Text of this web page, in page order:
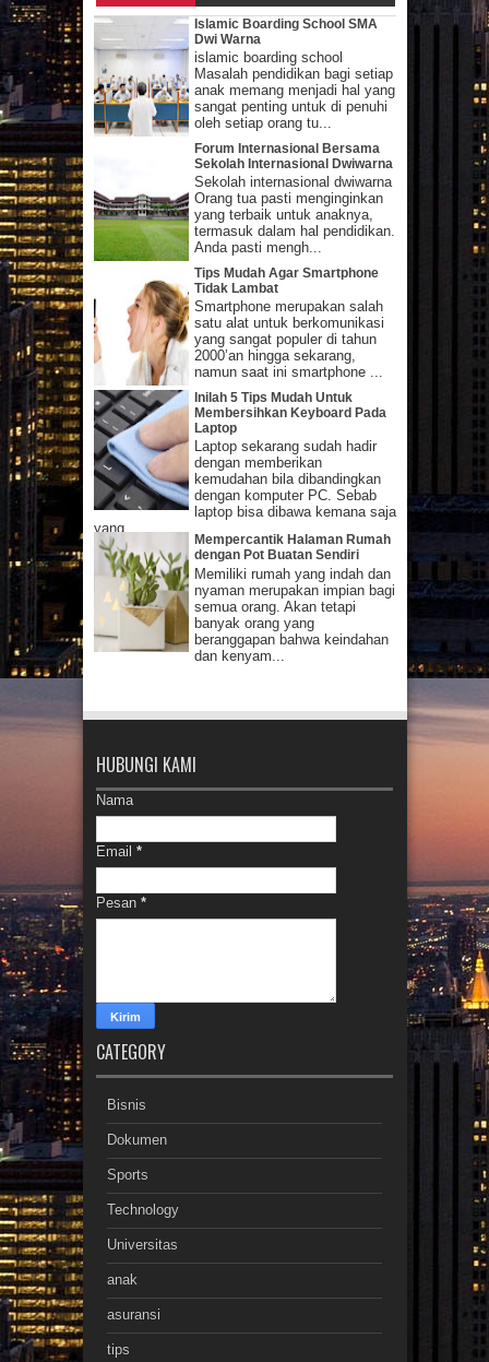
Islamic Boarding School SMA
Dwi Warna
islamic boarding school
Masalah pendidikan bagi setiap
anak memang menjadi hal yang
sangat penting untuk di penuhi
oleh setiap orang tu...
Forum Internasional Bersama
Sekolah Internasional Dwiwarna
Sekolah internasional dwiwarna
Orang tua pasti menginginkan
yang terbaik untuk anaknya,
termasuk dalam hal pendidikan.
Anda pasti mengh...
Tips Mudah Agar Smartphone
Tidak Lambat
Smartphone merupakan salah
satu alat untuk berkomunikasi
yang sangat populer di tahun
2000’an hingga sekarang,
namun saat ini smartphone ...
Inilah 5 Tips Mudah Untuk
Membersihkan Keyboard Pada
Laptop
Laptop sekarang sudah hadir
dengan memberikan
kemudahan bila dibandingkan
dengan komputer PC. Sebab
laptop bisa dibawa kemana saja
yang...
Mempercantik Halaman Rumah
dengan Pot Buatan Sendiri
Memiliki rumah yang indah dan
nyaman merupakan impian bagi
semua orang. Akan tetapi
banyak orang yang
beranggapan bahwa keindahan
dan kenyam...
HUBUNGI KAMI
Nama
Email *
Pesan *
CATEGORY
Bisnis
Dokumen
Sports
Technology
Universitas
anak
asuransi
tips